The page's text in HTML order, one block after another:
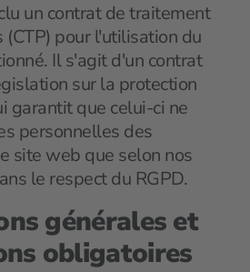
un contrat de traitement
(CTP) pour l'utilisation du
Il s'agit d'un contrat
sur la protection
garantit que celui-ci ne
personnelles des
site web que selon nos
le respect du RGPD.
générales et
obligatoires